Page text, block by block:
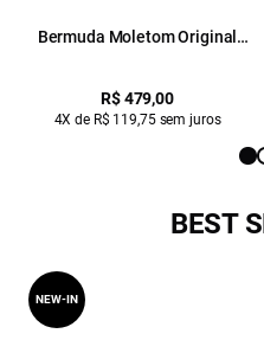
Bermuda Moletom Original
R$ 479,00
4X de R$ 119,75 sem juros
BEST
NEW-IN